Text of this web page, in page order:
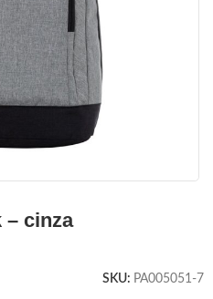
– cinza
SKU: PA005051-7